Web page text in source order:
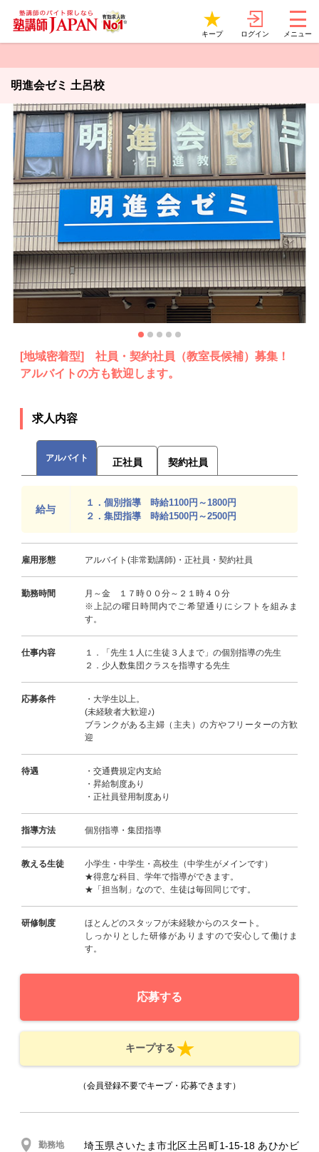
キープ ログイン メニュー
明進会ゼミ 土呂校
[地域密着型] 社員・契約社員（教室長候補）募集！
アルバイトの方も歓迎します。
求人内容
アルバイト 正社員 契約社員
給与
１．個別指導 時給1100円～1800円
２．集団指導 時給1500円～2500円
雇用形態 アルバイト(非常勤講師)・正社員・契約社員
勤務時間
月～金 １７時００分～２１時４０分
※上記の曜日時間内でご希望通りにシフトを組みま
す。
仕事内容
１．「先生１人に生徒３人まで」の個別指導の先生
２．少人数集団クラスを指導する先生
応募条件
・大学生以上。
(未経験者大歓迎♪)
ブランクがある主婦（主夫）の方やフリーターの方歓
迎
待遇
・交通費規定内支給
・昇給制度あり
・正社員登用制度あり
指導方法 個別指導・集団指導
教える生徒
小学生・中学生・高校生（中学生がメインです）
★得意な科目、学年で指導ができます。
★「担当制」なので、生徒は毎回同じです。
研修制度
ほとんどのスタッフが未経験からのスタート。
しっかりとした研修がありますので安心して働けま
す。
応募する
キープする
（会員登録不要でキープ・応募できます）
勤務地
埼玉県さいたま市北区土呂町1-15-18 あひかビ